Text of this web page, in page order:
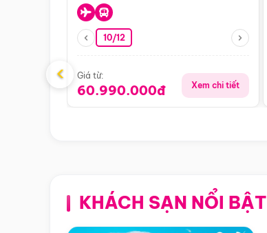
10/12
Giá từ:
60.990.000đ Xem chi tiết
‹
KHÁCH SẠN NỔI BẬT